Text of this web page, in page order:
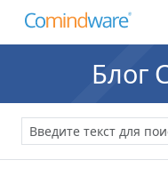
Блог